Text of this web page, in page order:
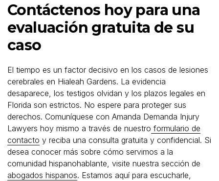
Contáctenos hoy para una
evaluación gratuita de su
caso
El tiempo es un factor decisivo en los casos de lesiones
cerebrales en Hialeah Gardens. La evidencia
desaparece, los testigos olvidan y los plazos legales en
Florida son estrictos. No espere para proteger sus
derechos. Comuníquese con Amanda Demanda Injury
Lawyers hoy mismo a través de nuestro formulario de
contacto y reciba una consulta gratuita y confidencial. Si
desea conocer más sobre cómo servimos a la
comunidad hispanohablante, visite nuestra sección de
abogados hispanos. Estamos aquí para escucharle,